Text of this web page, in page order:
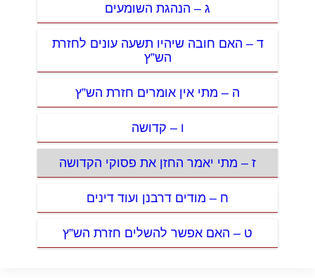
ג – הנהגת השומעים
ד – האם חובה שיהיו תשעה עונים לחזרת
הש”ץ
ה – מתי אין אומרים חזרת הש”ץ
ו – קדושה
ז – מתי יאמר החזן את פסוקי הקדושה
ח – מודים דרבנן ועוד דינים
ט – האם אפשר להשלים חזרת הש”ץ